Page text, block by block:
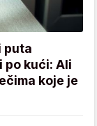
puta
po kući: Ali
koje je